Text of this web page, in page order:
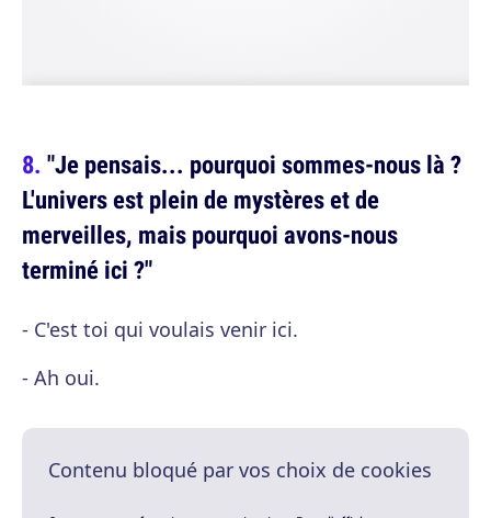
"Je pensais... pourquoi sommes-nous là ?
L'univers est plein de mystères et de
merveilles, mais pourquoi avons-nous
terminé ici ?"
- C'est toi qui voulais venir ici.
- Ah oui.
Contenu bloqué par vos choix de cookies